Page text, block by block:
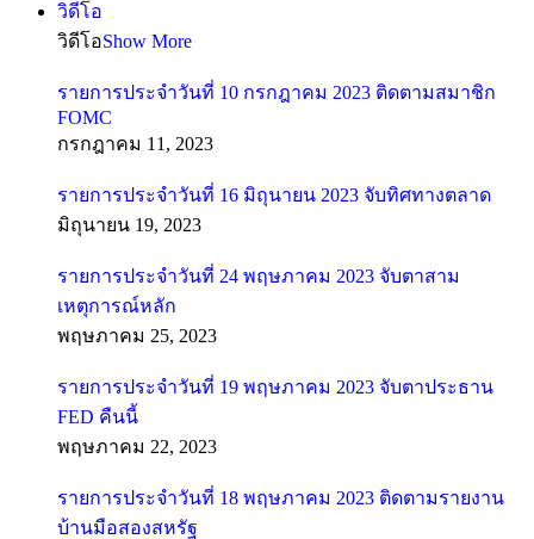
วิดีโอ
วิดีโอShow More
รายการประจำวันที่ 10 กรกฎาคม 2023 ติดตามสมาชิก
FOMC
กรกฎาคม 11, 2023
รายการประจำวันที่ 16 มิถุนายน 2023 จับทิศทางตลาด
มิถุนายน 19, 2023
รายการประจำวันที่ 24 พฤษภาคม 2023 จับตาสาม
เหตุการณ์หลัก
พฤษภาคม 25, 2023
รายการประจำวันที่ 19 พฤษภาคม 2023 จับตาประธาน
FED คืนนี้
พฤษภาคม 22, 2023
รายการประจำวันที่ 18 พฤษภาคม 2023 ติดตามรายงาน
บ้านมือสองสหรัฐ